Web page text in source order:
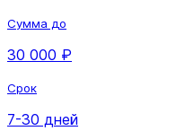
Сумма до
30 000 ₽
Срок
7-30 дней